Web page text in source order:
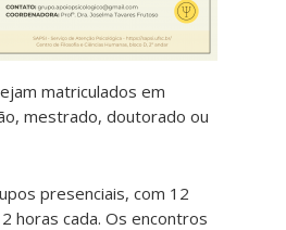
matriculados em
mestrado, doutorado ou
presenciais, com 12
horas cada. Os encontros